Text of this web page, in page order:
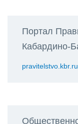
Портал
Кабардино-
pravitelstvo.kbr.ru